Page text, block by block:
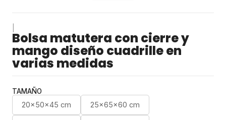
Bolsa matutera con cierre y
mango diseño cuadrille en
varias medidas
TAMAÑO
20x50x45 cm 25x65x60 cm